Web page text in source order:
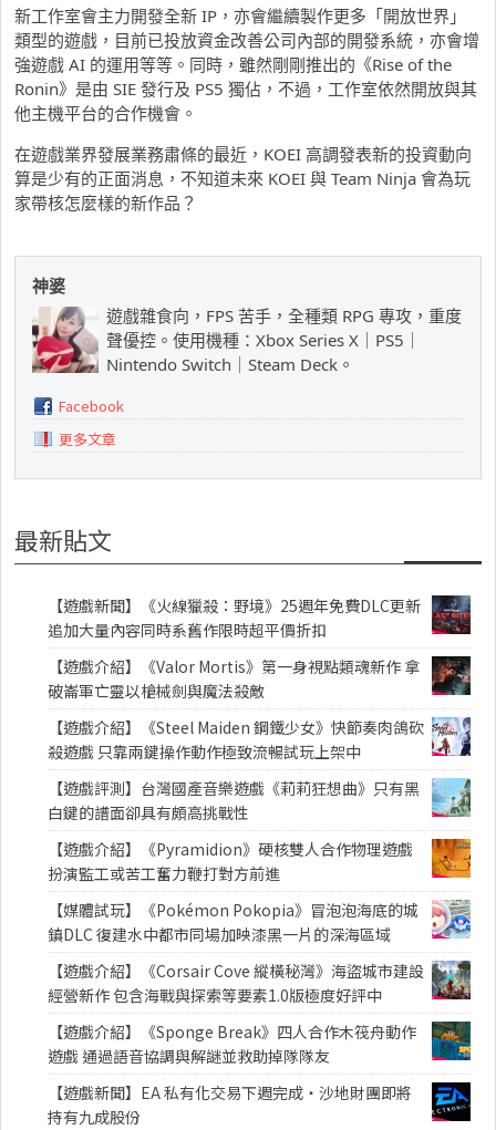
新工作室會主力開發全新 IP，亦會繼續製作更多「開放世界」
類型的遊戲，目前已投放資金改善公司內部的開發系統，亦會增
強遊戲 AI 的運用等等。同時，雖然剛剛推出的《Rise of the
Ronin》是由 SIE 發行及 PS5 獨佔，不過，工作室依然開放與其
他主機平台的合作機會。
在遊戲業界發展業務肅條的最近，KOEI 高調發表新的投資動向
算是少有的正面消息，不知道未來 KOEI 與 Team Ninja 會為玩
家帶核怎麼樣的新作品？
神婆
遊戲雜食向，FPS 苦手，全種類 RPG 專攻，重度
聲優控。使用機種：Xbox Series X｜PS5｜
Nintendo Switch｜Steam Deck。
Facebook
更多文章
最新貼文
【遊戲新聞】《火線獵殺：野境》25週年免費DLC更新
追加大量內容同時系舊作限時超平價折扣
【遊戲介紹】《Valor Mortis》第一身視點類魂新作 拿
破崙軍亡靈以槍械劍與魔法殺敵
【遊戲介紹】《Steel Maiden 鋼鐵少女》快節奏肉鴿砍
殺遊戲 只靠兩鍵操作動作極致流暢試玩上架中
【遊戲評測】台灣國產音樂遊戲《莉莉狂想曲》只有黑
白鍵的譜面卻具有頗高挑戰性
【遊戲介紹】《Pyramidion》硬核雙人合作物理遊戲
扮演監工或苦工奮力鞭打對方前進
【媒體試玩】《Pokémon Pokopia》冒泡泡海底的城
鎮DLC 復建水中都市同場加映漆黑一片的深海區域
【遊戲介紹】《Corsair Cove 縱橫秘灣》海盜城市建設
經營新作 包含海戰與探索等要素1.0版極度好評中
【遊戲介紹】《Sponge Break》四人合作木筏舟動作
遊戲 通過語音協調與解謎並救助掉隊隊友
【遊戲新聞】EA 私有化交易下週完成・沙地財團即將
持有九成股份